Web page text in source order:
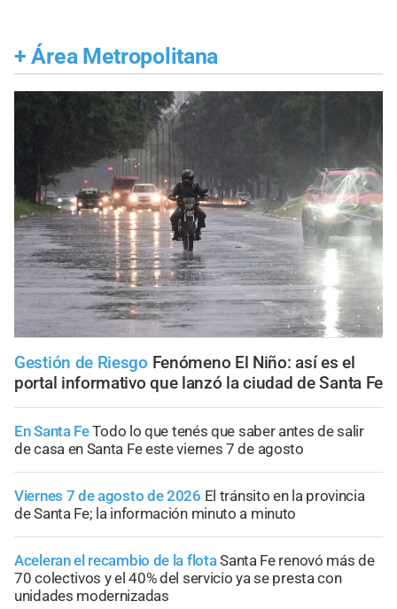
+ Área Metropolitana
Gestión de Riesgo Fenómeno El Niño: así es el
portal informativo que lanzó la ciudad de Santa Fe
En Santa FeTodo lo que tenés que saber antes de salir
de casa en Santa Fe este viernes 7 de agosto
Viernes 7 de agosto de 2026 El tránsito en la provincia
de Santa Fe; la información minuto a minuto
Aceleran el recambio de la flotaSanta Fe renovó más de
70 colectivos y el 40% del servicio ya se presta con
unidades modernizadas